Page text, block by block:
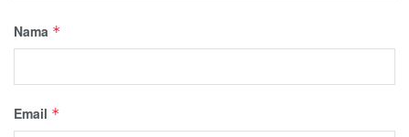
Nama *
Email *